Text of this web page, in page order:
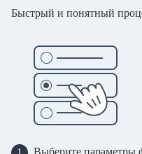
Быстрый и понятный
Выберите параметры